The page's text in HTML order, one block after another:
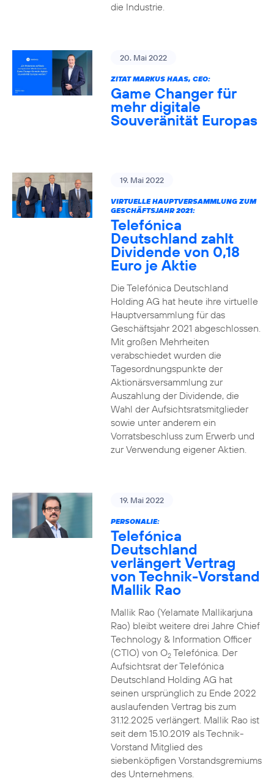
die Industrie.
20. Mai 2022
ZITAT MARKUS HAAS, CEO:
Game Changer für
mehr digitale
Souveränität Europas
19. Mai 2022
VIRTUELLE HAUPTVERSAMMLUNG ZUM
GESCHÄFTSJAHR 2021:
Telefónica
Deutschland zahlt
Dividende von 0,18
Euro je Aktie
Die Telefónica Deutschland
Holding AG hat heute ihre virtuelle
Hauptversammlung für das
Geschäftsjahr 2021 abgeschlossen.
Mit großen Mehrheiten
verabschiedet wurden die
Tagesordnungspunkte der
Aktionärsversammlung zur
Auszahlung der Dividende, die
Wahl der Aufsichtsratsmitglieder
sowie unter anderem ein
Vorratsbeschluss zum Erwerb und
zur Verwendung eigener Aktien.
19. Mai 2022
PERSONALIE:
Telefónica
Deutschland
verlängert Vertrag
von Technik-Vorstand
Mallik Rao
Mallik Rao (Yelamate Mallikarjuna
Rao) bleibt weitere drei Jahre Chief
Technology & Information Officer
(CTIO) von O2Telefónica. Der
Aufsichtsrat der Telefónica
Deutschland Holding AG hat
seinen ursprünglich zu Ende 2022
auslaufenden Vertrag bis zum
31.12.2025 verlängert. Mallik Rao ist
seit dem 15.10.2019 als Technik-
Vorstand Mitglied des
siebenköpfigen Vorstandsgremiums
des Unternehmens.